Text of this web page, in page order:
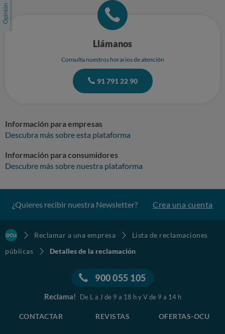
Llámanos
Consulta nuestros horarios de atención
91 791 22 90
Información para empresas
Descubra más sobre esta plataforma
Información para consumidores
Descubre más sobre nuestra plataforma
¿Quieres recibir nuestra Newsletter? Crea una cuenta
Reclamar a una empresa
Lista de reclamaciones
públicas
Detalles de la reclamación
900 055 105
Reclama! De L a J de 9 a 18 h y V de 9 a 14 h
CONTACTAR REVISTAS OFERTAS-OCU